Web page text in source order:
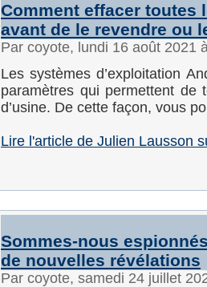
Comment effacer toutes
avant de le revendre ou
Par coyote, lundi 16 août 2021
Les systèmes d’exploitation
paramètres qui permettent de
d’usine. De cette façon, vous
Lire l'article de Julien Lausson
Sommes-nous
de nouvelles révélations
Par coyote, samedi 24 juillet